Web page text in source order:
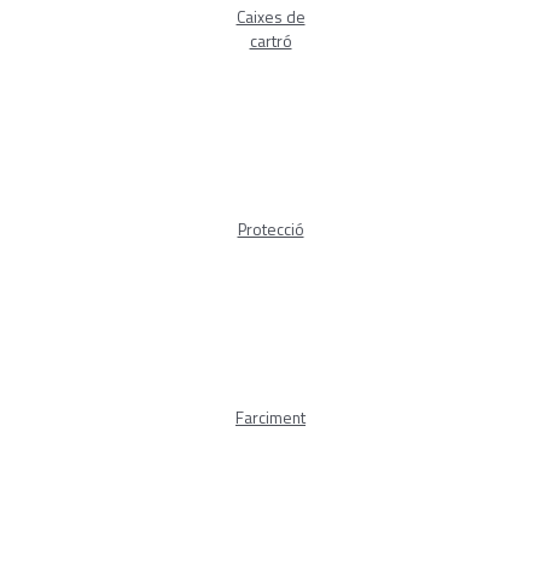
Caixes de
cartró
Protecció
Farciment